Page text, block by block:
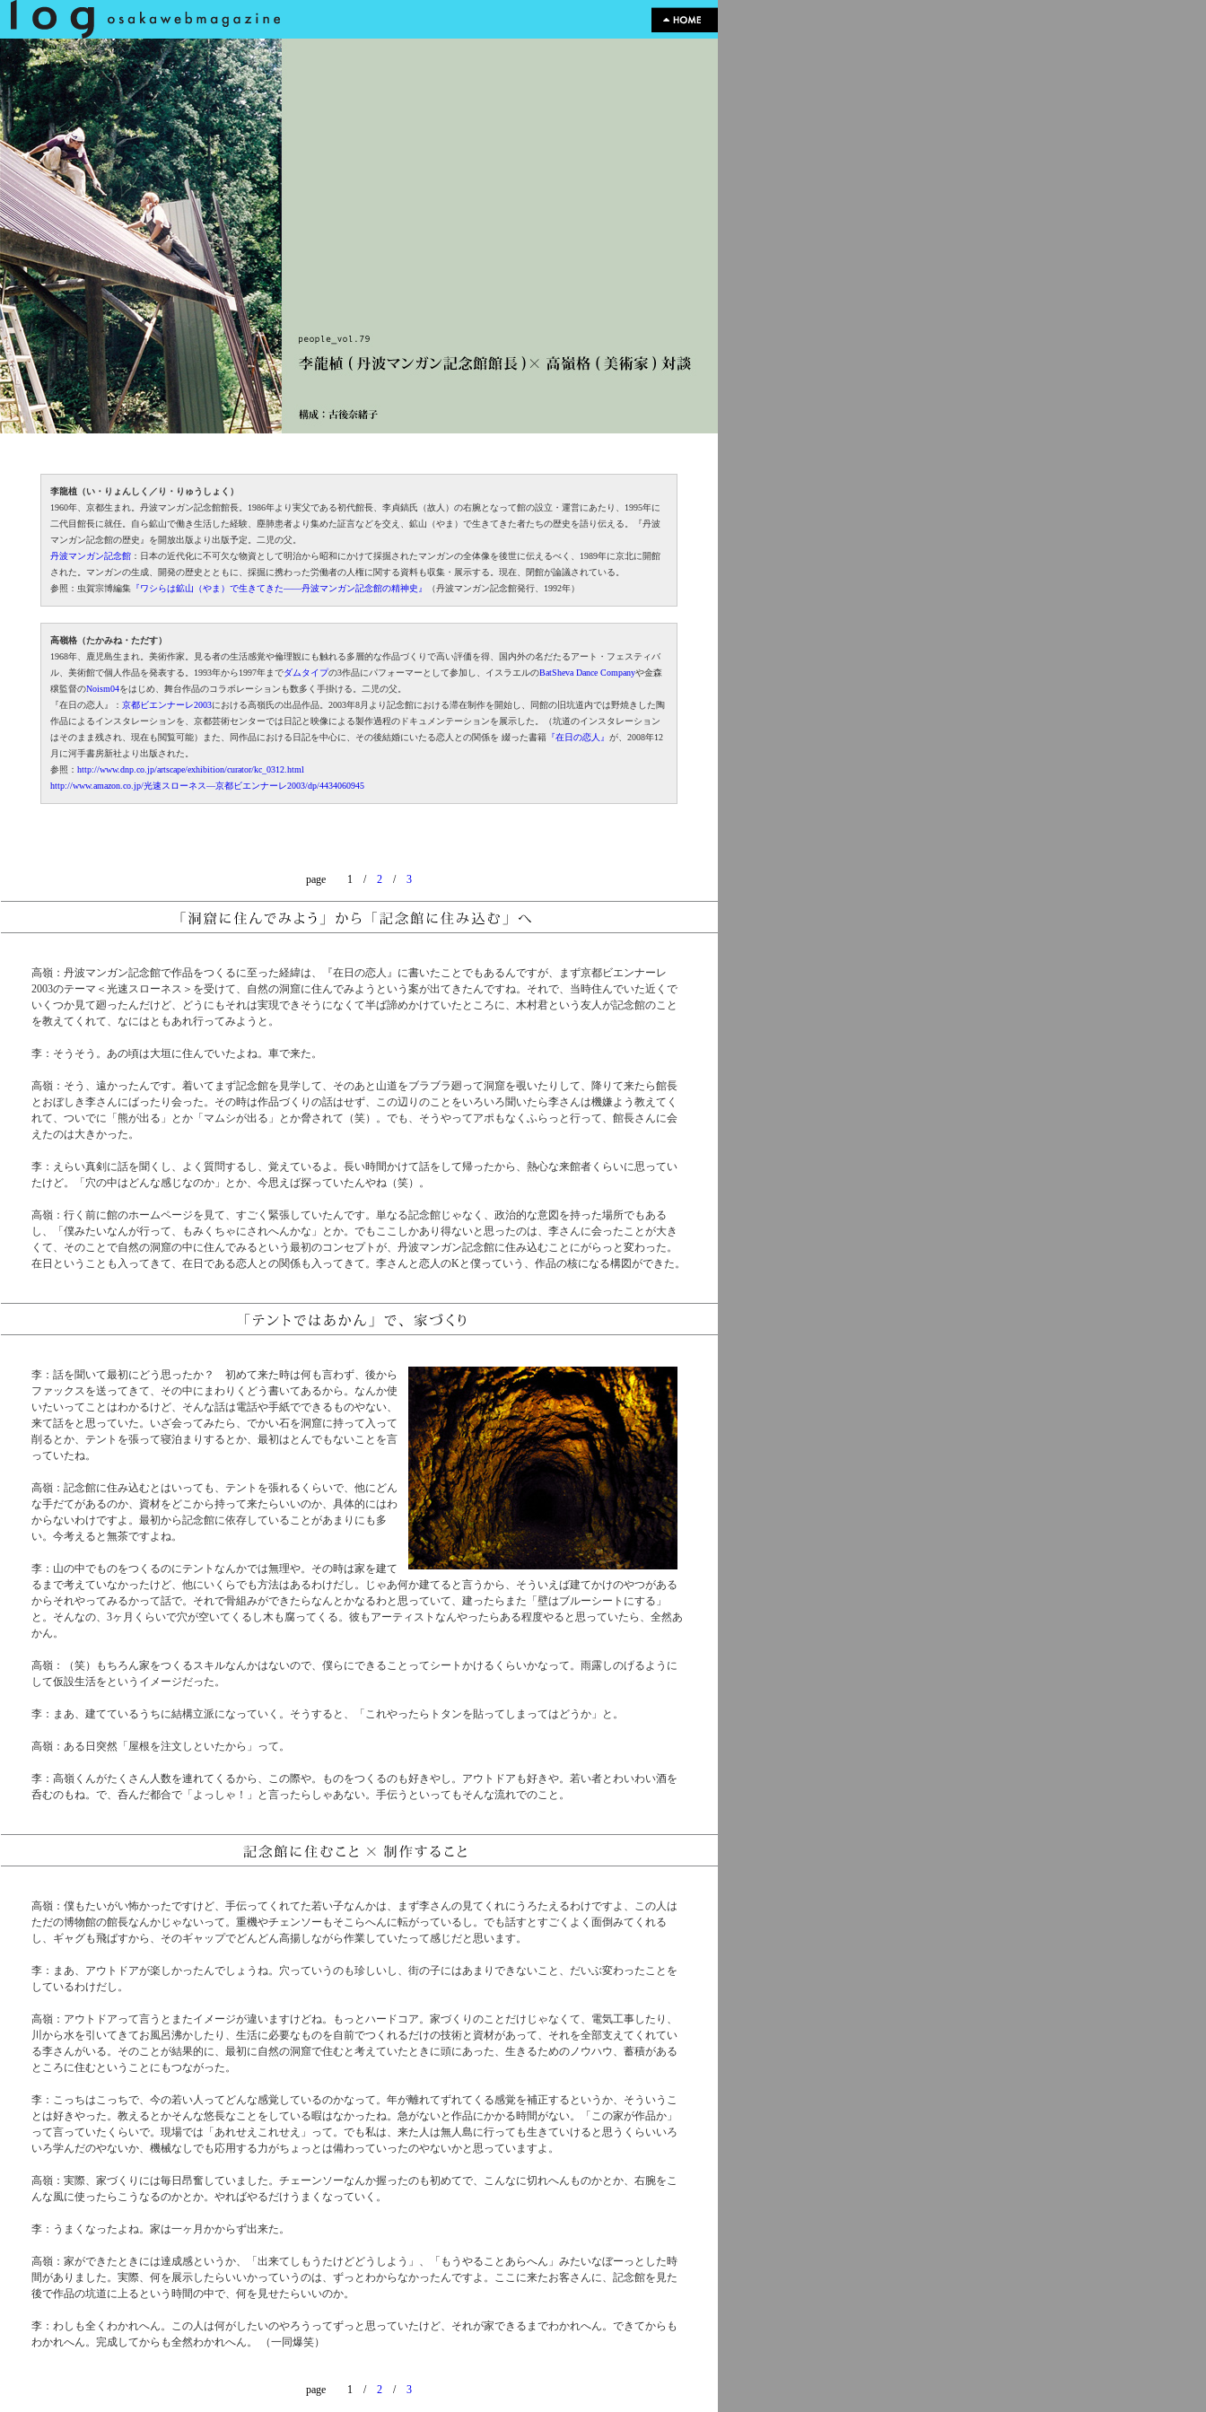
李龍植（い・りょんしく／り・りゅうしょく）
1960年、京都生まれ。丹波マンガン記念館館長。1986年より実父である初代館長、李貞鎬氏（故人）の右腕となって館の設立・運営にあたり、1995年に
二代目館長に就任。自ら鉱山で働き生活した経験、塵肺患者より集めた証言などを交え、鉱山（やま）で生きてきた者たちの歴史を語り伝える。『丹波
マンガン記念館の歴史』を開放出版より出版予定。二児の父。
丹波マンガン記念館 ：日本の近代化に不可欠な物資として明治から昭和にかけて採掘されたマンガンの全体像を後世に伝えるべく、1989年に京北に開館
された。マンガンの生成、開発の歴史とともに、採掘に携わった労働者の人権に関する資料も収集・展示する。現在、閉館が論議されている。
参照：虫賀宗博編集 『ワシらは鉱山（やま）で生きてきた——丹波マンガン記念館の精神史』 （丹波マンガン記念館発行、1992年）
高嶺格（たかみね・ただす）
1968年、鹿児島生まれ。美術作家。見る者の生活感覚や倫理観にも触れる多層的な作品づくりで高い評価を得、国内外の名だたるアート・フェスティバ
ル、美術館で個人作品を発表する。1993年から1997年までダムタイプの3作品にパフォーマーとして参加し、イスラエルのBatSheva Dance Companyや金森
穣監督のNoism04をはじめ、舞台作品のコラボレーションも数多く手掛ける。二児の父。
『在日の恋人』： 京都ビエンナーレ2003における高嶺氏の出品作品。2003年8月より記念館における滞在制作を開始し、同館の旧坑道内では野焼きした陶
作品によるインスタレーションを、京都芸術センターでは日記と映像による製作過程のドキュメンテーションを展示した。（坑道のインスタレーション
はそのまま残され、現在も閲覧可能）また、同作品における日記を中心に、その後結婚にいたる恋人との関係を 綴った書籍 『在日の恋人』 が、2008年12
月に河手書房新社より出版された。
参照： http://www.dnp.co.jp/artscape/exhibition/curator/kc_0312.html
http://www.amazon.co.jp/光速スローネス—京都ビエンナーレ2003/dp/4434060945
page 1 / 2 / 3
高嶺：丹波マンガン記念館で作品をつくるに至った経緯は、『在日の恋人』に書いたことでもあるんですが、まず京都ビエンナーレ
2003のテーマ＜光速スローネス＞を受けて、自然の洞窟に住んでみようという案が出てきたんですね。それで、当時住んでいた近くで
いくつか見て廻ったんだけど、どうにもそれは実現できそうになくて半ば諦めかけていたところに、木村君という友人が記念館のこと
を教えてくれて、なにはともあれ行ってみようと。
李：そうそう。あの頃は大垣に住んでいたよね。車で来た。
高嶺：そう、遠かったんです。着いてまず記念館を見学して、そのあと山道をブラブラ廻って洞窟を覗いたりして、降りて来たら館長
とおぼしき李さんにばったり会った。その時は作品づくりの話はせず、この辺りのことをいろいろ聞いたら李さんは機嫌よう教えてく
れて、ついでに「熊が出る」とか「マムシが出る」とか脅されて（笑）。でも、そうやってアポもなくふらっと行って、館長さんに会
えたのは大きかった。
李：えらい真剣に話を聞くし、よく質問するし、覚えているよ。長い時間かけて話をして帰ったから、熱心な来館者くらいに思ってい
たけど。「穴の中はどんな感じなのか」とか、今思えば探っていたんやね（笑）。
高嶺：行く前に館のホームページを見て、すごく緊張していたんです。単なる記念館じゃなく、政治的な意図を持った場所でもある
し、「僕みたいなんが行って、もみくちゃにされへんかな」とか。でもここしかあり得ないと思ったのは、李さんに会ったことが大き
くて、そのことで自然の洞窟の中に住んでみるという最初のコンセプトが、丹波マンガン記念館に住み込むことにがらっと変わった。
在日ということも入ってきて、在日である恋人との関係も入ってきて。李さんと恋人のKと僕っていう、作品の核になる構図ができた。
李：話を聞いて最初にどう思ったか？ 初めて来た時は何も言わず、後から
ファックスを送ってきて、その中にまわりくどう書いてあるから。なんか使
いたいってことはわかるけど、そんな話は電話や手紙でできるものやない、
来て話をと思っていた。いざ会ってみたら、でかい石を洞窟に持って入って
削るとか、テントを張って寝泊まりするとか、最初はとんでもないことを言
っていたね。
高嶺：記念館に住み込むとはいっても、テントを張れるくらいで、他にどん
な手だてがあるのか、資材をどこから持って来たらいいのか、具体的にはわ
からないわけですよ。最初から記念館に依存していることがあまりにも多
い。今考えると無茶ですよね。
李：山の中でものをつくるのにテントなんかでは無理や。その時は家を建て
るまで考えていなかったけど、他にいくらでも方法はあるわけだし。じゃあ何か建てると言うから、そういえば建てかけのやつがある
からそれやってみるかって話で。それで骨組みができたらなんとかなるわと思っていて、建ったらまた「壁はブルーシートにする」
と。そんなの、3ヶ月くらいで穴が空いてくるし木も腐ってくる。彼もアーティストなんやったらある程度やると思っていたら、全然あ
かん。
高嶺：（笑）もちろん家をつくるスキルなんかはないので、僕らにできることってシートかけるくらいかなって。雨露しのげるように
して仮設生活をというイメージだった。
李：まあ、建てているうちに結構立派になっていく。そうすると、「これやったらトタンを貼ってしまってはどうか」と。
高嶺：ある日突然「屋根を注文しといたから」って。
李：高嶺くんがたくさん人数を連れてくるから、この際や。ものをつくるのも好きやし。アウトドアも好きや。若い者とわいわい酒を
呑むのもね。で、呑んだ都合で「よっしゃ！」と言ったらしゃあない。手伝うといってもそんな流れでのこと。
高嶺：僕もたいがい怖かったですけど、手伝ってくれてた若い子なんかは、まず李さんの見てくれにうろたえるわけですよ、この人は
ただの博物館の館長なんかじゃないって。重機やチェンソーもそこらへんに転がっているし。でも話すとすごくよく面倒みてくれる
し、ギャグも飛ばすから、そのギャップでどんどん高揚しながら作業していたって感じだと思います。
李：まあ、アウトドアが楽しかったんでしょうね。穴っていうのも珍しいし、街の子にはあまりできないこと、だいぶ変わったことを
しているわけだし。
高嶺：アウトドアって言うとまたイメージが違いますけどね。もっとハードコア。家づくりのことだけじゃなくて、電気工事したり、
川から水を引いてきてお風呂沸かしたり、生活に必要なものを自前でつくれるだけの技術と資材があって、それを全部支えてくれてい
る李さんがいる。そのことが結果的に、最初に自然の洞窟で住むと考えていたときに頭にあった、生きるためのノウハウ、蓄積がある
ところに住むということにもつながった。
李：こっちはこっちで、今の若い人ってどんな感覚しているのかなって。年が離れてずれてくる感覚を補正するというか、そういうこ
とは好きやった。教えるとかそんな悠長なことをしている暇はなかったね。急がないと作品にかかる時間がない。「この家が作品か」
って言っていたくらいで。現場では「あれせえこれせえ」って。でも私は、来た人は無人島に行っても生きていけると思うくらいいろ
いろ学んだのやないか、機械なしでも応用する力がちょっとは備わっていったのやないかと思っていますよ。
高嶺：実際、家づくりには毎日昂奮していました。チェーンソーなんか握ったのも初めてで、こんなに切れへんものかとか、右腕をこ
んな風に使ったらこうなるのかとか。やればやるだけうまくなっていく。
李：うまくなったよね。家は一ヶ月かからず出来た。
高嶺：家ができたときには達成感というか、「出来てしもうたけどどうしよう」、「もうやることあらへん」みたいなぼーっとした時
間がありました。実際、何を展示したらいいかっていうのは、ずっとわからなかったんですよ。ここに来たお客さんに、記念館を見た
後で作品の坑道に上るという時間の中で、何を見せたらいいのか。
李：わしも全くわかれへん。この人は何がしたいのやろうってずっと思っていたけど、それが家できるまでわかれへん。できてからも
わかれへん。完成してからも全然わかれへん。 （一同爆笑）
page 1 / 2 / 3